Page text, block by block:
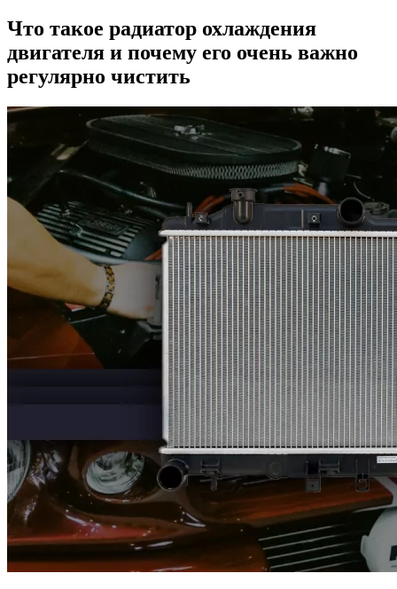
Что такое радиатор охлаждения
двигателя и почему его очень важно
регулярно чистить